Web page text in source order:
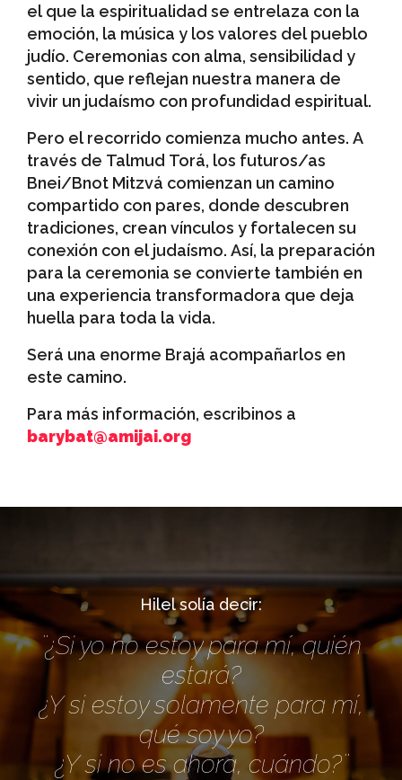
el que la espiritualidad se entrelaza con la
emoción, la música y los valores del pueblo
judío. Ceremonias con alma, sensibilidad y
sentido, que reflejan nuestra manera de
vivir un judaísmo con profundidad espiritual.
Pero el recorrido comienza mucho antes. A
través de Talmud Torá, los futuros/as
Bnei/Bnot Mitzvá comienzan un camino
compartido con pares, donde descubren
tradiciones, crean vínculos y fortalecen su
conexión con el judaísmo. Así, la preparación
para la ceremonia se convierte también en
una experiencia transformadora que deja
huella para toda la vida.
Será una enorme Brajá acompañarlos en
este camino.
Para más información, escribinos a
barybat@amijai.org
Hilel solía decir:
¨¿Si yo no estoy para mí, quién
estará?
¿Y si estoy solamente para mí,
qué soy yo?
¿Y si no es ahora, cuándo?¨